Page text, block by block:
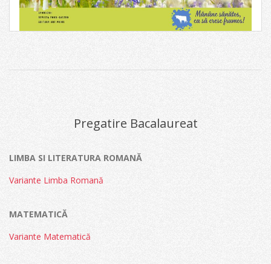
Pregatire Bacalaureat
LIMBA SI LITERATURA ROMANĂ
Variante Limba Romană
MATEMATICĂ
Variante Matematică